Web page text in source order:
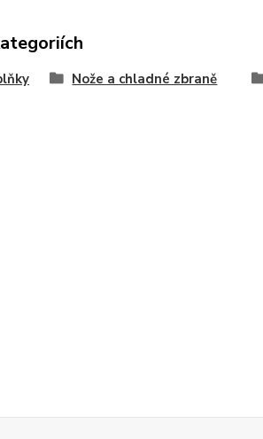
Nože a chladné zbraně